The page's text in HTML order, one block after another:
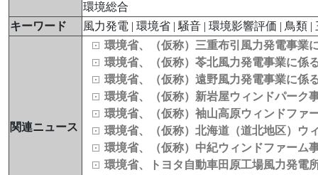
環境総合
キーワード
風力発電 | 環境省 | 騒音 | 環境影響評価 | 鳥類
関連ニュース
環境省、（仮称）三重布引風力発電事業
環境省、（仮称）苓北風力発電事業に係
環境省、（仮称）遠野風力発電事業に係
環境省、（仮称）新岩屋ウィンドパーク
環境省、（仮称）袖山高原ウィンドファ
環境省、（仮称）北海道（道北地区）ウ
環境省、（仮称）中紀ウィンドファーム
環境省、トヨタ自動車田原工場風力発電